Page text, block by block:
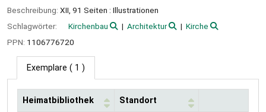
Beschreibung: XII, 91 Seiten : Illustrationen
Schlagwörter:
Kirchenbau Architektur
Kirche
PPN: 1106776720
Exemplare ( 1 )
Heimatbibliothek Standort